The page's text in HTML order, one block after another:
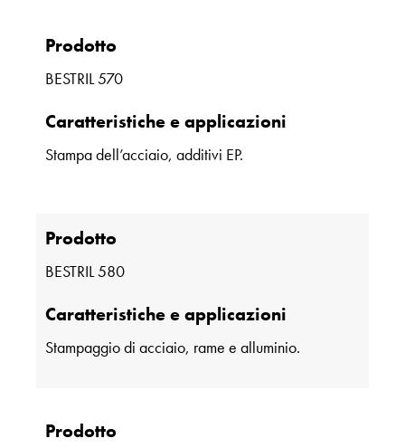
Prodotto
BESTRIL 570
Caratteristiche e applicazioni
Stampa dell’acciaio, additivi EP.
Prodotto
BESTRIL 580
Caratteristiche e applicazioni
Stampaggio di acciaio, rame e alluminio.
Prodotto